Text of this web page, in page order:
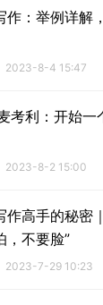
作：举例详解
2023-8-4 15:47
考利：开始
2023-8-2 15:00
作高手的秘密
，不要脸”
2023-7-29 10:23